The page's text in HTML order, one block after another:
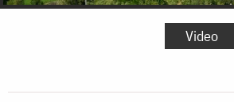
Video